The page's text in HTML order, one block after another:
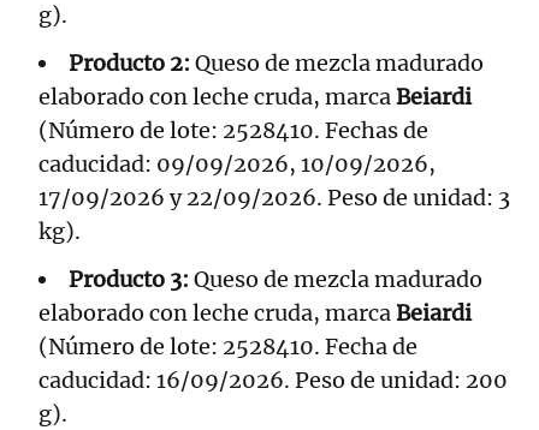
g).
Producto 2: Queso de mezcla madurado
elaborado con leche cruda, marcaBeiardi
(Número de lote: 2528410. Fechas de
caducidad: 09/09/2026, 10/09/2026,
17/09/2026 y 22/09/2026. Peso de unidad: 3
kg).
Producto 3: Queso de mezcla madurado
elaborado con leche cruda, marcaBeiardi
(Número de lote: 2528410. Fecha de
caducidad: 16/09/2026. Peso de unidad: 200
g).